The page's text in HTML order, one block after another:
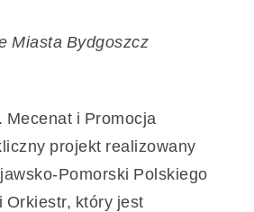
Miasta Bydgoszcz
Mecenat i Promocja
projekt realizowany
Pomorski Polskiego
Orkiestr, który jest